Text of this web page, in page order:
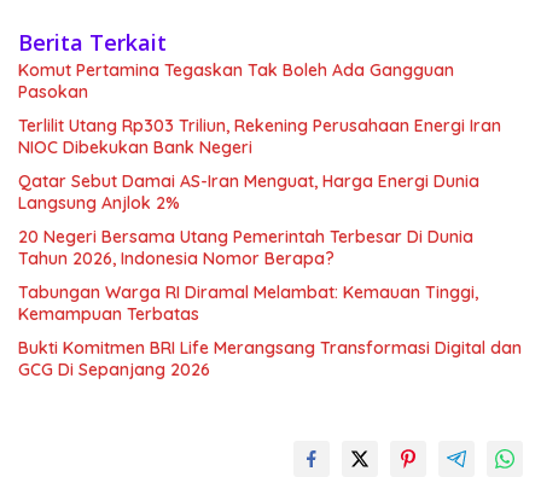
Berita Terkait
Komut Pertamina Tegaskan Tak Boleh Ada Gangguan
Pasokan
Terlilit Utang Rp303 Triliun, Rekening Perusahaan Energi Iran
NIOC Dibekukan Bank Negeri
Qatar Sebut Damai AS-Iran Menguat, Harga Energi Dunia
Langsung Anjlok 2%
20 Negeri Bersama Utang Pemerintah Terbesar Di Dunia
Tahun 2026, Indonesia Nomor Berapa?
Tabungan Warga RI Diramal Melambat: Kemauan Tinggi,
Kemampuan Terbatas
Bukti Komitmen BRI Life Merangsang Transformasi Digital dan
GCG Di Sepanjang 2026